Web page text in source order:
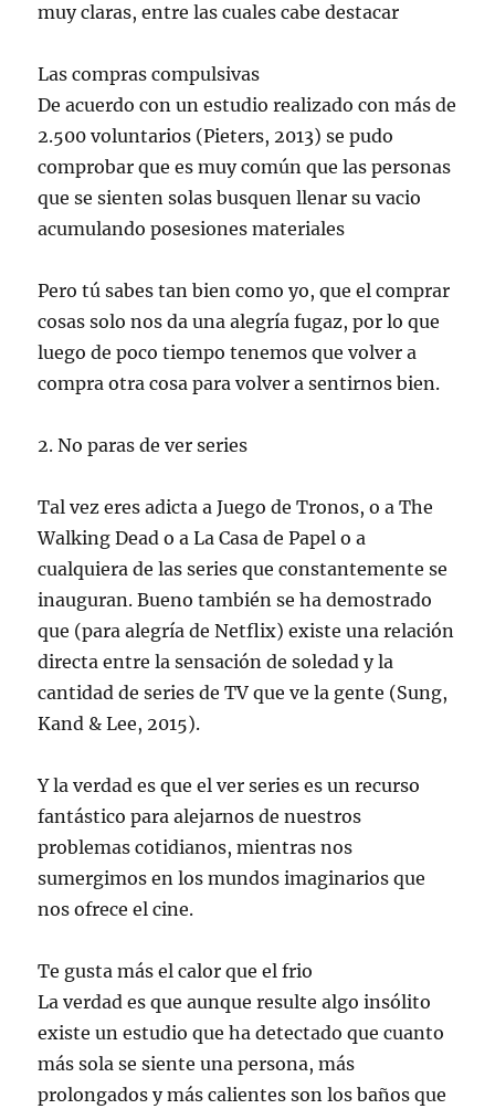
muy claras, entre las cuales cabe destacar
Las compras compulsivas
De acuerdo con un estudio realizado con más de
2.500 voluntarios (Pieters, 2013) se pudo
comprobar que es muy común que las personas
que se sienten solas busquen llenar su vacio
acumulando posesiones materiales
Pero tú sabes tan bien como yo, que el comprar
cosas solo nos da una alegría fugaz, por lo que
luego de poco tiempo tenemos que volver a
compra otra cosa para volver a sentirnos bien.
2. No paras de ver series
Tal vez eres adicta a Juego de Tronos, o a The
Walking Dead o a La Casa de Papel o a
cualquiera de las series que constantemente se
inauguran. Bueno también se ha demostrado
que (para alegría de Netflix) existe una relación
directa entre la sensación de soledad y la
cantidad de series de TV que ve la gente (Sung,
Kand & Lee, 2015).
Y la verdad es que el ver series es un recurso
fantástico para alejarnos de nuestros
problemas cotidianos, mientras nos
sumergimos en los mundos imaginarios que
nos ofrece el cine.
Te gusta más el calor que el frio
La verdad es que aunque resulte algo insólito
existe un estudio que ha detectado que cuanto
más sola se siente una persona, más
prolongados y más calientes son los baños que